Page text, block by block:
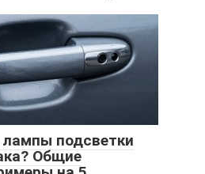
подсветки
Общие